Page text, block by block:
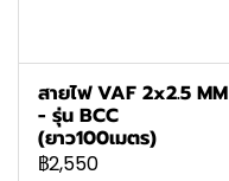
สายไฟ VAF 2x2.5 MM
- รุ่น BCC
(ยาว100เมตร)
฿2,550